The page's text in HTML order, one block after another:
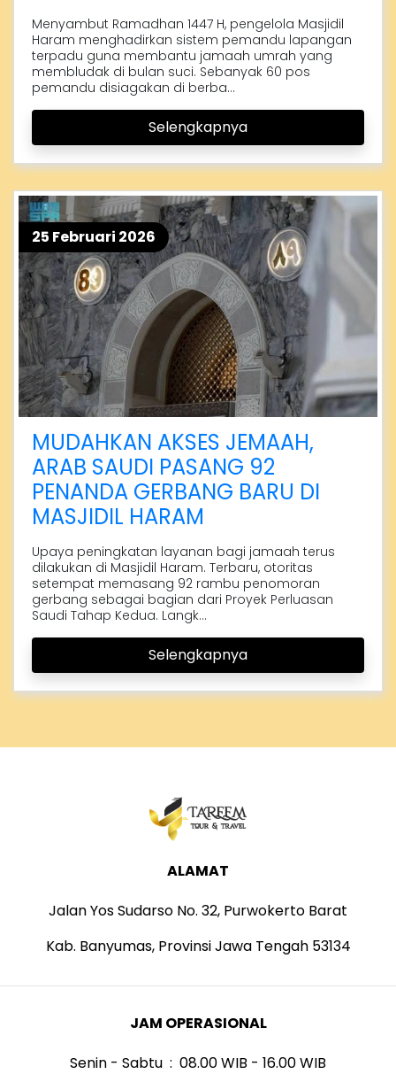
Menyambut Ramadhan 1447 H, pengelola Masjidil
Haram menghadirkan sistem pemandu lapangan
terpadu guna membantu jamaah umrah yang
membludak di bulan suci. Sebanyak 60 pos
pemandu disiagakan di berba...
Selengkapnya
MUDAHKAN AKSES JEMAAH,
ARAB SAUDI PASANG 92
PENANDA GERBANG BARU DI
MASJIDIL HARAM
Upaya peningkatan layanan bagi jamaah terus
dilakukan di Masjidil Haram. Terbaru, otoritas
setempat memasang 92 rambu penomoran
gerbang sebagai bagian dari Proyek Perluasan
Saudi Tahap Kedua. Langk...
Selengkapnya
25 Februari 2026
ALAMAT
Jalan Yos Sudarso No. 32, Purwokerto Barat
Kab. Banyumas, Provinsi Jawa Tengah 53134
JAM OPERASIONAL
Senin - Sabtu : 08.00 WIB - 16.00 WIB